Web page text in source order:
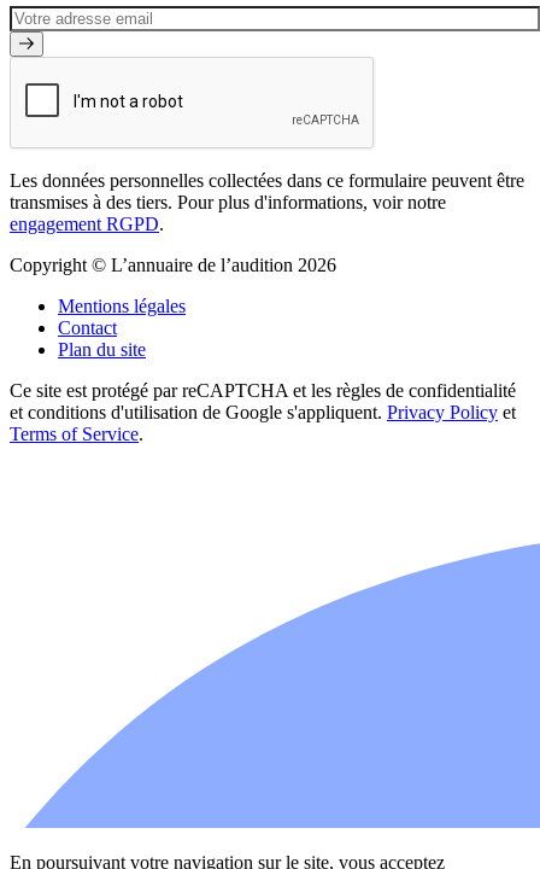
Les données personnelles collectées dans ce formulaire peuvent être
transmises à des tiers. Pour plus d'informations, voir notre
engagement RGPD.
Copyright © L’annuaire de l’audition 2026
Mentions légales
Contact
Plan du site
Ce site est protégé par reCAPTCHA et les règles de confidentialité
et conditions d'utilisation de Google s'appliquent. Privacy Policy et
Terms of Service.
En poursuivant votre navigation sur le site, vous acceptez